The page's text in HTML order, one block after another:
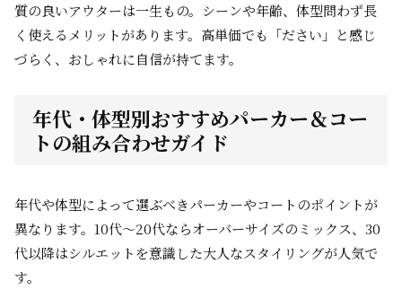
質の良いアウターは一生もの。シーンや年齢、体型問わず長
く使えるメリットがあります。高単価でも「ださい」と感じ
づらく、おしゃれに自信が持てます。
年代・体型別おすすめパーカー＆コー
トの組み合わせガイド
年代や体型によって選ぶべきパーカーやコートのポイントが
異なります。10代～20代ならオーバーサイズのミックス、30
代以降はシルエットを意識した大人なスタイリングが人気で
す。